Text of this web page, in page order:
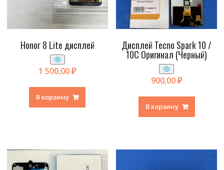
Honor 8 Lite дисплей
1 500,00₽
В корзину
Дисплей Tecno Spark 10 /
10C Оригинал (Черный)
900,00₽
В корзину